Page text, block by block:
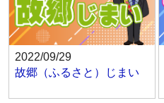
2022/09/29
故郷（ふるさと）じまい